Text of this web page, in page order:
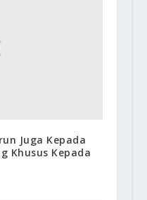
Juga Kepada
Khusus Kepada